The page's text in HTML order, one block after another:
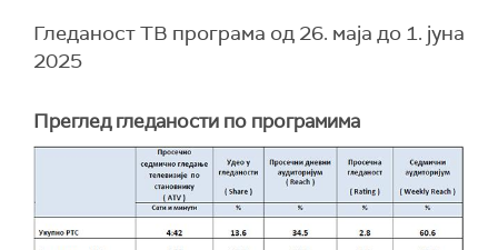
Гледаност ТВ програма од 26. маја до 1. јуна
2025
Преглед гледаности по програмима